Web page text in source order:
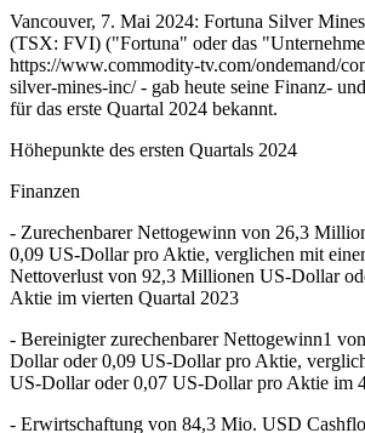
Vancouver, 7. Mai 2024: Fortuna Silver
(TSX: FVI) ("Fortuna" oder das
https://www.commodity-tv.com/ondemand/
silver-mines-inc/ - gab heute seine Finanz-
für das erste Quartal 2024 bekannt.
Höhepunkte des ersten Quartals 2024
Finanzen
- Zurechenbarer Nettogewinn von 26,3
0,09 US-Dollar pro Aktie, verglichen mit
Nettoverlust von 92,3 Millionen US-Dollar
Aktie im vierten Quartal 2023
- Bereinigter zurechenbarer Nettogewinn1
Dollar oder 0,09 US-Dollar pro Aktie,
US-Dollar oder 0,07 US-Dollar pro Aktie im
- Erwirtschaftung von 84,3 Mio. USD